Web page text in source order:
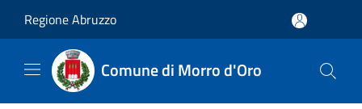
Regione Abruzzo
Comune di Morro d'Oro